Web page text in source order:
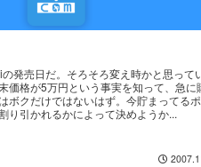
発売日だ。そろそろ変え時かと思って
価格が5万円という事実を知って、急に
ボクだけではないはず。今貯まってる
り引かれるかによって決めようか...